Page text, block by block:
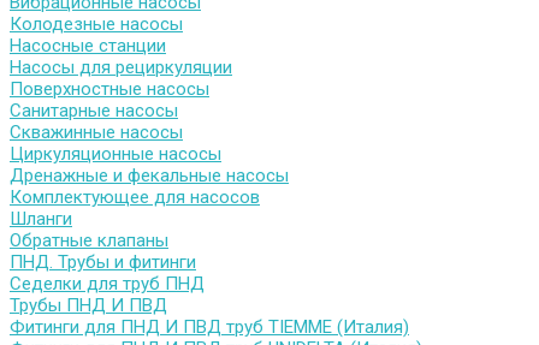
Колодезные насосы
Насосные станции
Насосы для рециркуляции
Поверхностные насосы
Санитарные насосы
Скважинные насосы
Циркуляционные насосы
Дренажные и фекальные насосы
Комплектующее для насосов
Шланги
Обратные клапаны
ПНД. Трубы и фитинги
Седелки для труб ПНД
Трубы ПНД И ПВД
Фитинги для ПНД И ПВД труб TIEMME (Италия)